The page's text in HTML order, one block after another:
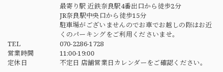
最寄り駅 近鉄奈良駅4番出口から徒歩2分
JR奈良駅中央口から徒歩15分
駐車場がございませんのでお車でお越しの際はお近
くのパーキングをご利用くださいませ。
TEL
070-2286-1728
営業時間
11:00-19:00
定休日
不定日 店舗営業日カレンダーをご確認ください。